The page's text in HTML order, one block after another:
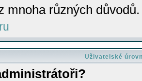
mnoha různých důvodů.
Uživatelské